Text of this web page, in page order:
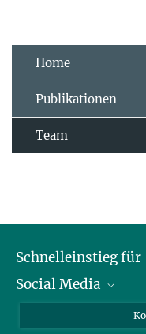
Home
Publikationen
Team
Schnelleinstieg für
Journalist*innen
Social Media